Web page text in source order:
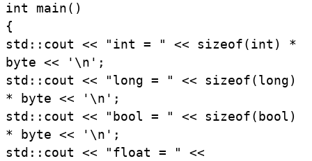
int
main( )
{
std : : cout << "int = " << sizeof(int )
*
byte << '\n' ;
std : : cout << "long = " << sizeof(long)
*
byte << '\n' ;
std : : cout << "bool = " << sizeof( bool)
*
byte << '\n' ;
std : : cout << "float = " <<